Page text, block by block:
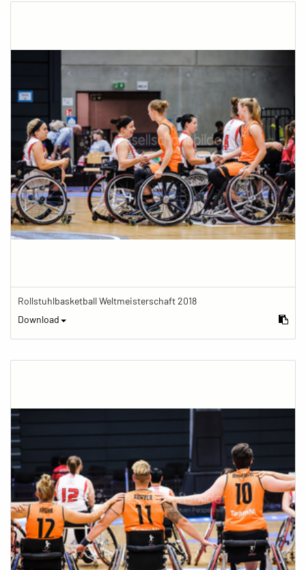
Rollstuhlbasketball Weltmeisterschaft 2018
Download